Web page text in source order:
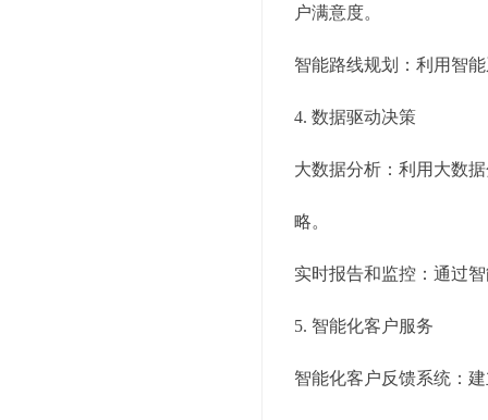
户满意度。
智能路线规划：利用智
4. 数据驱动决策
大数据分析：利用大数
略。
实时报告和监控：通过
5. 智能化客户服务
智能化客户反馈系统：